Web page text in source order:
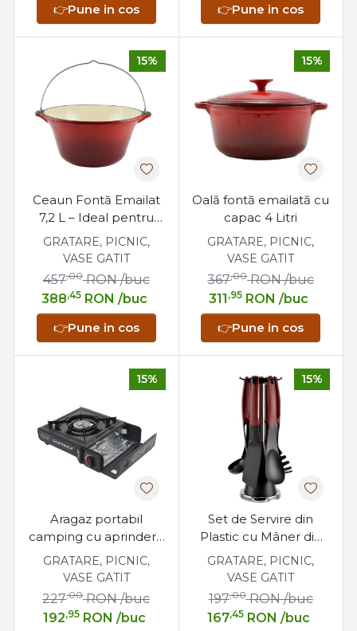
👉Pune in cos 👉Pune in cos
15%
Ceaun Fontă Emailat
7,2 L – Ideal pentru
Gătit Tradițional
GRATARE, PICNIC,
VASE GATIT
388,45 RON /buc
457,00 RON /buc
👉Pune in cos
15%
Oală fontă emailată cu
capac 4 Litri
GRATARE, PICNIC,
VASE GATIT
311 ,95 RON /buc
367,00 RON /buc
👉Pune in cos
15%
Aragaz portabil
camping cu aprindere
automată
GRATARE, PICNIC,
VASE GATIT
192,95 RON /buc
227,00 RON /buc
15%
Set de Servire din
Plastic cu Mâner din
Silicon, 6 Piese +
Suport
GRATARE, PICNIC,
VASE GATIT
167,45 RON /buc
197,00 RON /buc